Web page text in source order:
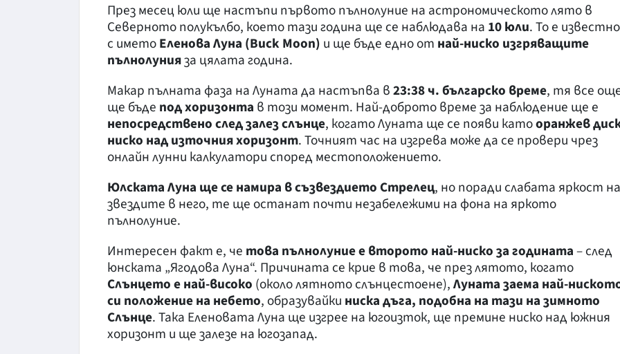
През месец юли ще настъпи първото пълнолуние на астрономическото лято в
Северното полукълбо, което тази година ще се наблюдава на 10 юли. То е известно
с иметоЕленова Луна (Buck Moon) и ще бъде едно от най-ниско изгряващите
пълнолунияза цялата година.
Макар пълната фаза на Луната да настъпва в23:38 ч. българско време, тя все
ще бъде под хоризонта в този момент. Най-доброто време за наблюдение ще е
непосредствено след залез слънце, когато Луната ще се появи катооранжев
ниско над източния хоризонт. Точният час на изгрева може да се провери чрез
онлайн лунни калкулатори според местоположението.
Юлската Луна ще се намира в съзвездието Стрелец, но поради слабата яркост на
звездите в него, те ще останат почти незабележими на фона на яркото
пълнолуние.
Интересен факт е, че това пълнолуние е второто най-ниско за годината– след
юнската „Ягодова Луна“. Причината се крие в това, че през лятото, когато
Слънцето е най-високо (около лятното слънцестоене),Луната заема най-
си положение на небето, образувайки ниска дъга, подобна на тази на зимното
Слънце. Така Еленовата Луна ще изгрее на югоизток, ще премине ниско над южния
хоризонт и ще залезе на югозапад.